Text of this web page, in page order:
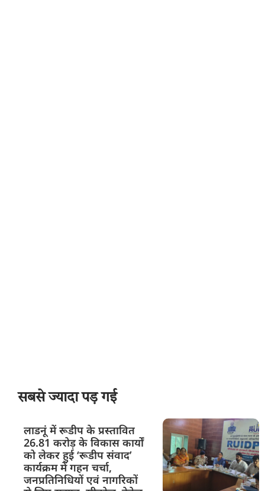
सबसे ज्यादा पड़ गई
लाडनूं में रूडीप के प्रस्तावित
26.81 करोड़ के विकास कार्यों
को लेकर हुई ‘रूडीप संवाद’
कार्यक्रम में गहन चर्चा,
जनप्रतिनिधियों एवं नागरिकों